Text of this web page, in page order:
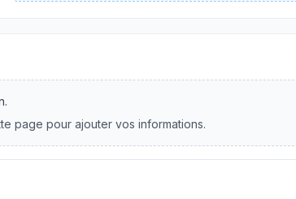
page pour ajouter vos informations.